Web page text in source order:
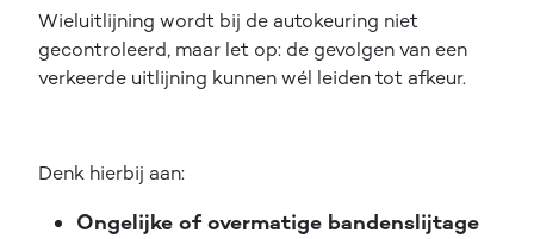
Wieluitlijning wordt bij de autokeuring niet
gecontroleerd, maar let op: de gevolgen van een
verkeerde uitlijning kunnen wél leiden tot afkeur.
Denk hierbij aan:
Ongelijke of overmatige bandenslijtage